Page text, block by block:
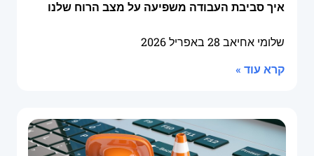
איך סביבת העבודה משפיעה על מצב הרוח שלנו
שלומי אחיאב 28 באפריל 2026
קרא עוד »